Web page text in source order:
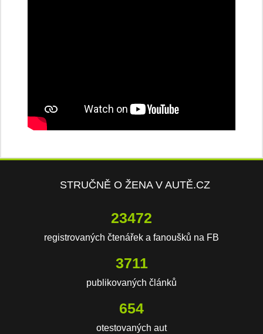
STRUČNĚ O ŽENA V AUTĚ.CZ
23472
registrovaných čtenářek a fanoušků na FB
3711
publikovaných článků
654
otestovaných aut